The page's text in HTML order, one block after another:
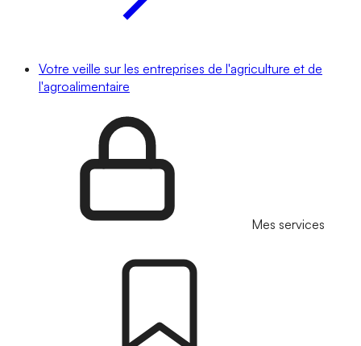
Votre veille sur les entreprises de l'agriculture et de
l'agroalimentaire
Mes services